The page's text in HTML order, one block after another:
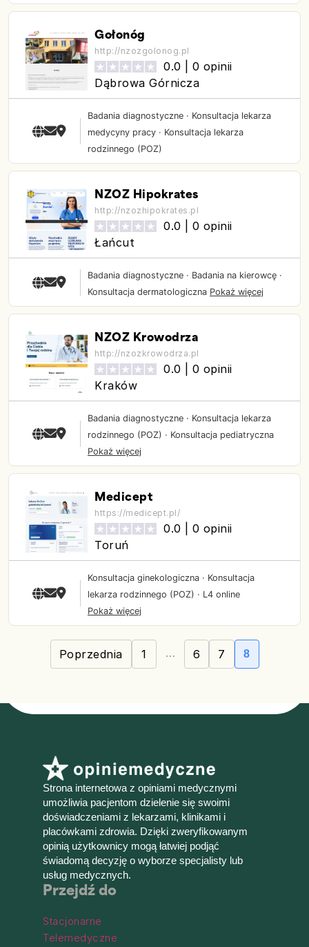
Gołonóg
http://nzozgolonog.pl
0.0 |
0 opinii
Dąbrowa Górnicza
Badania diagnostyczne · Konsultacja lekarza
medycyny pracy · Konsultacja lekarza
rodzinnego (POZ)
NZOZ Hipokrates
http://nzozhipokrates.pl
0.0 |
0 opinii
Łańcut
Badania diagnostyczne · Badania na kierowcę ·
Konsultacja dermatologiczna Pokaż więcej
NZOZ Krowodrza
http://nzozkrowodrza.pl
0.0 |
0 opinii
Kraków
Badania diagnostyczne · Konsultacja lekarza
rodzinnego (POZ) · Konsultacja pediatryczna
Pokaż więcej
Medicept
https://medicept.pl/
0.0 |
0 opinii
Toruń
Konsultacja ginekologiczna · Konsultacja
lekarza rodzinnego (POZ) · L4 online
Pokaż więcej
Poprzednia 1 … 6 7 8
Strona internetowa z opiniami medycznymi
umożliwia pacjentom dzielenie się swoimi
doświadczeniami z lekarzami, klinikami i
placówkami zdrowia. Dzięki zweryfikowanym
opinią użytkownicy mogą łatwiej podjąć
świadomą decyzję o wyborze specjalisty lub
usług medycznych.
Przejdź do
Stacjonarne
Telemedyczne